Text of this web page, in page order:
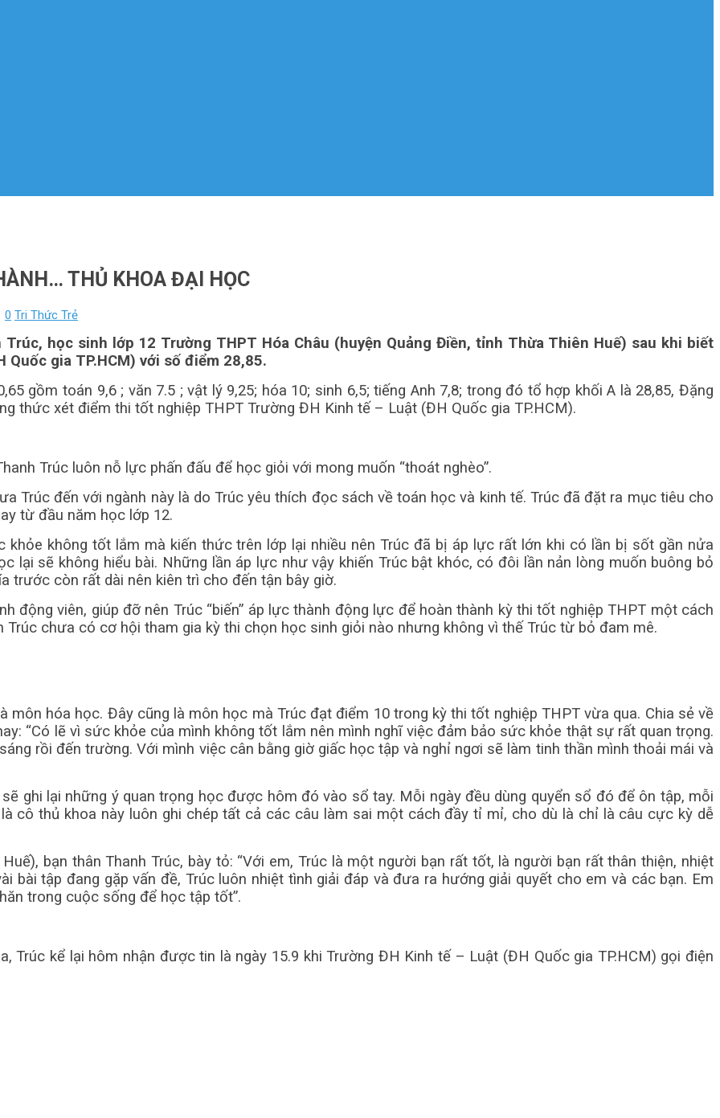
THỦ KHOA ĐẠI HỌC
0 Tri Thức Trẻ
học sinh lớp 12 Trường THPT Hóa Châu (huyện Quảng Điền, tỉnh Thừa Thiên Huế) sau khi biết
gia TP.HCM) với số điểm 28,85.
gồm toán 9,6 ; văn 7.5 ; vật lý 9,25; hóa 10; sinh 6,5; tiếng Anh 7,8; trong đó tổ hợp khối A là 28,85, Đặng
thức xét điểm thi tốt nghiệp THPT Trường ĐH Kinh tế – Luật (ĐH Quốc gia TP.HCM).
Trúc luôn nỗ lực phấn đấu để học giỏi với mong muốn “thoát nghèo”.
Trúc đến với ngành này là do Trúc yêu thích đọc sách về toán học và kinh tế. Trúc đã đặt ra mục tiêu cho
từ đầu năm học lớp 12.
khỏe không tốt lắm mà kiến thức trên lớp lại nhiều nên Trúc đã bị áp lực rất lớn khi có lần bị sốt gần nửa
lại sẽ không hiểu bài. Những lần áp lực như vậy khiến Trúc bật khóc, có đôi lần nản lòng muốn buông bỏ
trước còn rất dài nên kiên trì cho đến tận bây giờ.
động viên, giúp đỡ nên Trúc “biến” áp lực thành động lực để hoàn thành kỳ thi tốt nghiệp THPT một cách
chưa có cơ hội tham gia kỳ thi chọn học sinh giỏi nào nhưng không vì thế Trúc từ bỏ đam mê.
hóa học. Đây cũng là môn học mà Trúc đạt điểm 10 trong kỳ thi tốt nghiệp THPT vừa qua. Chia sẻ về
“Có lẽ vì sức khỏe của mình không tốt lắm nên mình nghĩ việc đảm bảo sức khỏe thật sự rất quan trọng.
rồi đến trường. Với mình việc cân bằng giờ giấc học tập và nghỉ ngơi sẽ làm tinh thần mình thoải mái và
ghi lại những ý quan trọng học được hôm đó vào sổ tay. Mỗi ngày đều dùng quyển sổ đó để ôn tập, mỗi
cô thủ khoa này luôn ghi chép tất cả các câu làm sai một cách đầy tỉ mỉ, cho dù là chỉ là câu cực kỳ dễ
bạn thân Thanh Trúc, bày tỏ: “Với em, Trúc là một người bạn rất tốt, là người bạn rất thân thiện, nhiệt
bài tập đang gặp vấn đề, Trúc luôn nhiệt tình giải đáp và đưa ra hướng giải quyết cho em và các bạn. Em
trong cuộc sống để học tập tốt”.
Trúc kể lại hôm nhận được tin là ngày 15.9 khi Trường ĐH Kinh tế – Luật (ĐH Quốc gia TP.HCM) gọi điện